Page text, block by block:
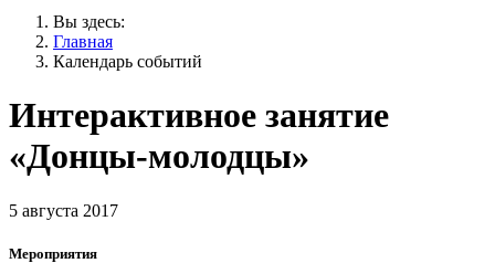
Вы здесь:
Главная
Календарь событий
Интерактивное занятие
«Донцы-молодцы»
5 августа 2017
Мероприятия